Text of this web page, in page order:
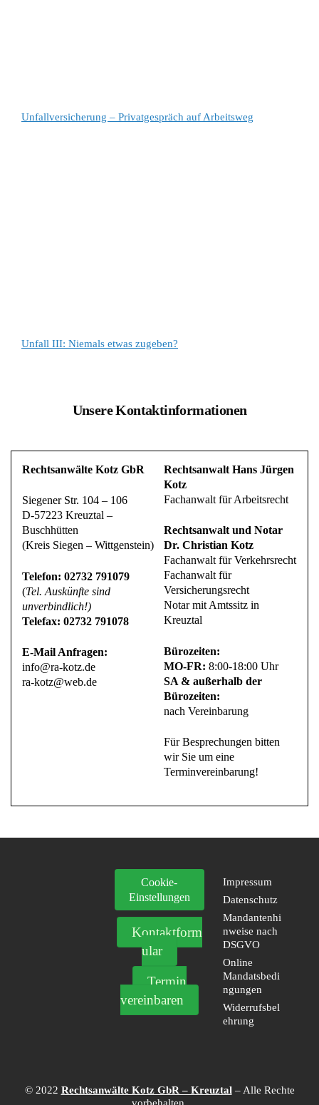
Unfallversicherung – Privatgespräch auf Arbeitsweg
Unfall III: Niemals etwas zugeben?
Unsere Kontaktinformationen
Rechtsanwälte Kotz GbR
Siegener Str. 104 – 106
D-57223 Kreuztal –
Buschhütten
(Kreis Siegen – Wittgenstein)
Telefon: 02732 791079
(Tel. Auskünfte sind
unverbindlich!)
Telefax: 02732 791078
E-Mail Anfragen:
info@ra-kotz.de
ra-kotz@web.de
Rechtsanwalt Hans Jürgen
Kotz
Fachanwalt für Arbeitsrecht
Rechtsanwalt und Notar
Dr. Christian Kotz
Fachanwalt für Verkehrsrecht
Fachanwalt für
Versicherungsrecht
Notar mit Amtssitz in
Kreuztal
Bürozeiten:
MO-FR:8:00-18:00 Uhr
SA & außerhalb der
Bürozeiten:
nach Vereinbarung
Für Besprechungen bitten
wir Sie um eine
Terminvereinbarung!
Cookie-
Einstellungen
Kontaktform
ular
Termin
vereinbaren
Impressum
Datenschutz
Mandantenhi
nweise nach
DSGVO
Online
Mandatsbedi
ngungen
Widerrufsbel
ehrung
© 2022 Rechtsanwälte Kotz GbR – Kreuztal– Alle Rechte